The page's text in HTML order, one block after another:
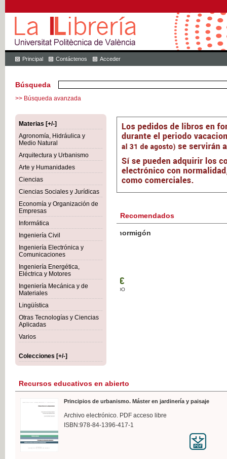
Principal Contáctenos Acceder
Búsqueda
>> Búsqueda avanzada
Materias [+/-]
Agronomía, Hidráulica y
Medio Natural
Arquitectura y Urbanismo
Arte y Humanidades
Ciencias
Ciencias Sociales y Jurídicas
Economía y Organización de
Empresas
Informática
Ingeniería Civil
Ingeniería Electrónica y
Comunicaciones
Ingeniería Energética,
Eléctrica y Motores
Ingeniería Mecánica y de
Materiales
Lingüística
Otras Tecnologías y Ciencias
Aplicadas
Varios
Colecciones [+/-]
Recomendados
Botánica Agroalimentaria
Recursos educativos en abierto
Principios de urbanismo. Máster en jardinería y paisaje
Archivo electrónico. PDF acceso libre
ISBN:978-84-1396-417-1